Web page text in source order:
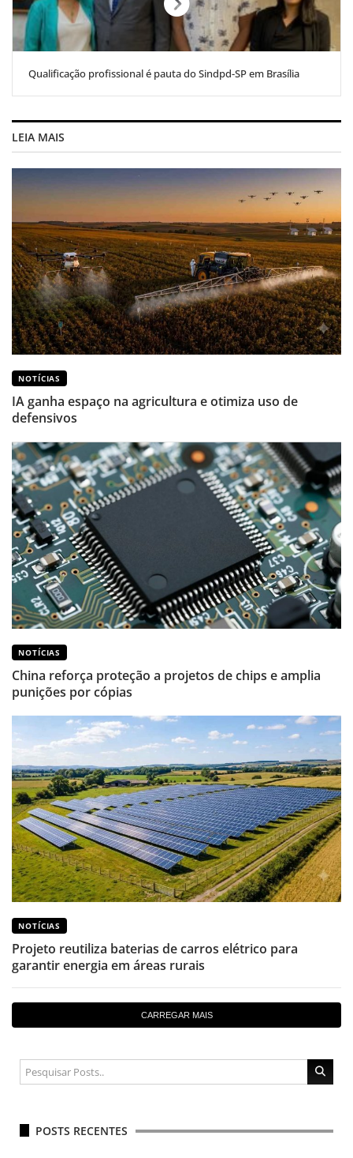
Qualificação profissional é pauta do Sindpd-SP em Brasília
LEIA MAIS
NOTÍCIAS
IA ganha espaço na agricultura e otimiza uso de
defensivos
NOTÍCIAS
China reforça proteção a projetos de chips e amplia
punições por cópias
NOTÍCIAS
Projeto reutiliza baterias de carros elétrico para
garantir energia em áreas rurais
CARREGAR MAIS
POSTS RECENTES